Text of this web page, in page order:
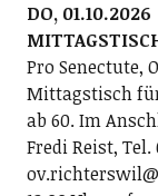
DO, 01.10.2026
Pro Senectute,
Mittagstisch
ab 60. Im
Fredi Reist, Tel.